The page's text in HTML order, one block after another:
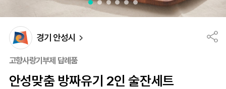
경기 안성시
고향사랑기부제 답례품
안성맞춤 방짜유기 2인 술잔세트